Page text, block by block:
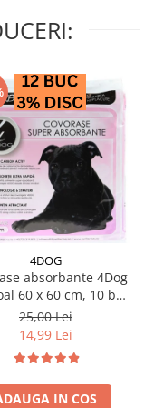
4DOG
absorbante 4Dog
60 x 60 cm, 10 buc
/ pachet
25,00 Lei
14,99 Lei
IN COS